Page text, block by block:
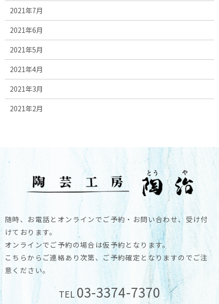
2021年7月
2021年6月
2021年5月
2021年4月
2021年3月
2021年2月
随時、お電話とオンラインでご予約・お問い合わせ、受け付
けております。
オンラインでご予約の場合は仮予約となります。
こちらからご連絡あり次第、ご予約確定となりますのでご注
意ください。
TEL03-3374-7370